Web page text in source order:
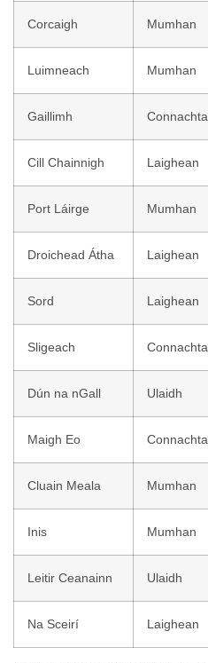
Corcaigh Mumhan
Luimneach Mumhan
Gaillimh Connachta
Cill Chainnigh Laighean
Port Láirge Mumhan
Droichead Átha Laighean
Sord Laighean
Sligeach Connachta
Dún na nGall Ulaidh
Maigh Eo Connachta
Cluain Meala Mumhan
Inis Mumhan
Leitir Ceanainn Ulaidh
Na Sceirí Laighean